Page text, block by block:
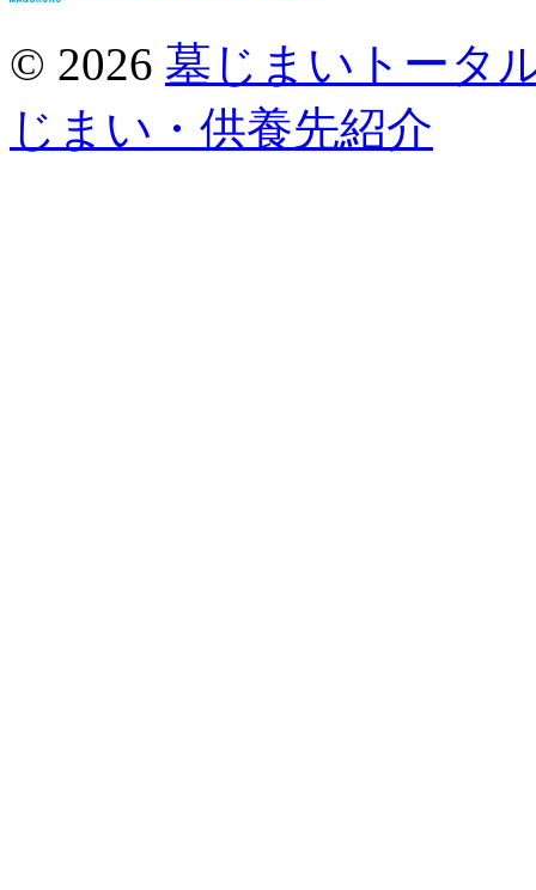
© 2026 墓じまいトータ
じまい・供養先紹介